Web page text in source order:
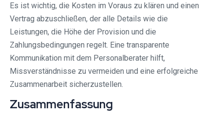
Es ist wichtig, die Kosten im Voraus zu klären und einen
Vertrag abzuschließen, der alle Details wie die
Leistungen, die Höhe der Provision und die
Zahlungsbedingungen regelt. Eine transparente
Kommunikation mit dem Personalberater hilft,
Missverständnisse zu vermeiden und eine erfolgreiche
Zusammenarbeit sicherzustellen.
Zusammenfassung